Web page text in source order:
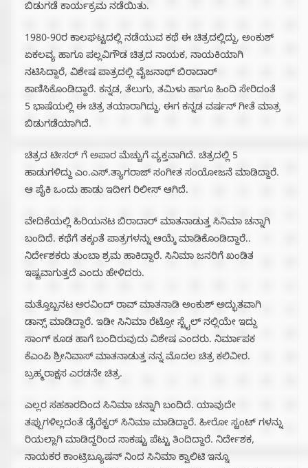
ಬಿಡುಗಡೆ ಕಾರ್ಯಕ್ರಮ ನಡೆಯಿತು.
1980-90ರ ಕಾಲಘಟ್ಟದಲ್ಲಿ ನಡೆಯುವ ಕಥೆ ಈ ಚಿತ್ರದಲ್ಲಿದ್ದು, ಅಂಕುಶ್
ಏಕಲವ್ಯ ಹಾಗೂ ಪಲ್ಲವಿಗೌಡ ಚಿತ್ರದ ನಾಯಕ, ನಾಯಕಿಯಾಗಿ
ನಟಿಸಿದ್ದಾರೆ, ವಿಶೇಷ ಪಾತ್ರದಲ್ಲಿ ವೈಜನಾಥ್ ಬಿರಾದಾರ್
ಕಾಣಿಸಿಕೊಂಡಿದ್ದಾರೆ. ಕನ್ನಡ, ತೆಲುಗು, ತಮಿಳು ಹಾಗೂ ಹಿಂದಿ ಸೇರಿದಂತೆ
5 ಭಾಷೆಯಲ್ಲಿ ಈ ಚಿತ್ರ ತಯಾರಾಗಿದ್ದು, ಈಗ ಕನ್ನಡ ವರ್ಷನ್ ಗೀತೆ ಮಾತ್ರ
ಬಿಡುಗಡೆಯಾಗಿದೆ.
ಚಿತ್ರದ ಟೀಸರ್ ಗೆ ಅಪಾರ ಮೆಚ್ಚುಗೆ ವ್ಯಕ್ತವಾಗಿದೆ. ಚಿತ್ರದಲ್ಲಿ 5
ಹಾಡುಗಳಿದ್ದು ಎಂ.ಎಸ್.ತ್ಯಾಗರಾಜ್ ಸಂಗೀತ ಸಂಯೋಜನೆ ಮಾಡಿದ್ದಾರೆ.
ಆ ಪೈಕಿ ಒಂದು ಹಾಡು ಇದೀಗ ರಿಲೀಸ್ ಆಗಿದೆ.
ವೇದಿಕೆಯಲ್ಲಿ ಹಿರಿಯನಟ ಬಿರಾದಾರ್ ಮಾತನಾಡುತ್ತ ಸಿನಿಮಾ ಚನ್ನಾಗಿ
ಬಂದಿದೆ. ಕಥೆಗೆ ತಕ್ಕಂತೆ ಪಾತ್ರಗಳನ್ನು ಆಯ್ಕೆ ಮಾಡಿಕೊಂಡಿದ್ದಾರೆ..
ನಿರ್ದೇಶಕರು ತುಂಬಾ ಶ್ರಮ ಹಾಕಿದ್ದಾರೆ. ಸಿನಿಮಾ ಜನರಿಗೆ ಖಂಡಿತ
ಇಷ್ಟವಾಗುತ್ತದೆ ಎಂದು ಹೇಳಿದರು.
ಮತ್ತೊಬ್ಬ‌ನಟ ಅರವಿಂದ್ ರಾವ್ ಮಾತನಾಡಿ ಅಂಕುಶ್ ಅದ್ಭುತವಾಗಿ
ಡಾನ್ಸ್ ಮಾಡಿದ್ದಾರೆ. ಇಡೀ ಸಿನಿಮಾ ರೆಟ್ರೋ ಸ್ಟೈಲ್ ನಲ್ಲಿಯೇ ಇದ್ದು
ಸಾಂಗ್ ಕೂಡ ಹಾಗೆ ಬಂದಿರುವುದು ವಿಶೇಷ‌ ಎಂದರು. ನಿರ್ಮಾಪಕ
ಕೆಎಂಪಿ ಶ್ರೀನಿವಾಸ್ ಮಾತನಾಡುತ್ತ ನನ್ನ‌ ಮೊದಲ ಚಿತ್ರ ಕಲಿವೀರ.
ಬ್ರಹ್ಮರಾಕ್ಷಸ ಎರಡನೇ ಚಿತ್ರ.
ಎಲ್ಲರ ಸಹಕಾರದಿಂದ ಸಿನಿಮಾ ಚನ್ನಾಗಿ ಬಂದಿದೆ. ಯಾವುದೇ
ತಪ್ಪುಗಳಿಲ್ಲದಂತೆ ಡೈರೆಕ್ಟರ್ ಸಿನಿಮಾ ಮಾಡಿದ್ದಾರೆ.‌ ಹೀರೋ ಸ್ಟಂಟ್ ಗಳನ್ನು
ರಿಯಲ್ಲಾಗಿ ಮಾಡಿದ್ದರಿಂದ ಸಾಕಷ್ಟು ಪೆಟ್ಟು ತಿಂದಿದ್ದಾರೆ. ನಿರ್ದೇಶಕ,
ನಾಯಕರ ಕಾಂಟ್ರಿಬ್ಯೂಷನ್ ನಿಂದ ಸಿನಿಮಾ ಕ್ವಾಲಿಟಿ ಇನ್ನೂ